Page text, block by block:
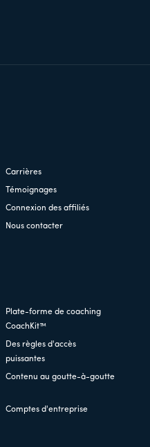
Carrières
Témoignages
Connexion des affiliés
Nous contacter
Plate-forme de coaching
CoachKit™
Des règles d'accès
puissantes
Contenu au goutte-à-goutte
Comptes d'entreprise